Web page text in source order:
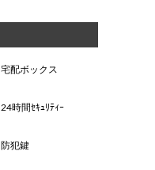
宅配ボックス
24時間ｾｷｭﾘﾃｨｰ
防犯鍵